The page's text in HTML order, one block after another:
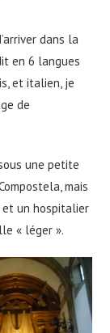
dans la
en 6 langues
et italien, je
de
une petite
mais
et un hospitalier
« léger ».